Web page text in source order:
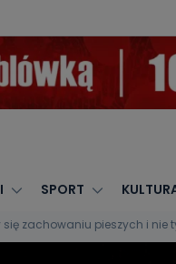
SPORT
się zachowaniu pieszych i nie